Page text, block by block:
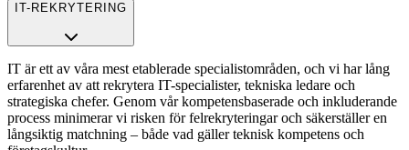
IT-REKRYTERING
IT är ett av våra mest etablerade specialistområden, och vi har lång
erfarenhet av att rekrytera IT-specialister, tekniska ledare och
strategiska chefer. Genom vår kompetensbaserade och inkluderande
process minimerar vi risken för felrekryteringar och säkerställer en
långsiktig matchning – både vad gäller teknisk kompetens och